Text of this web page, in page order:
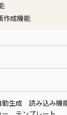
作成機能
動生成 読み込み